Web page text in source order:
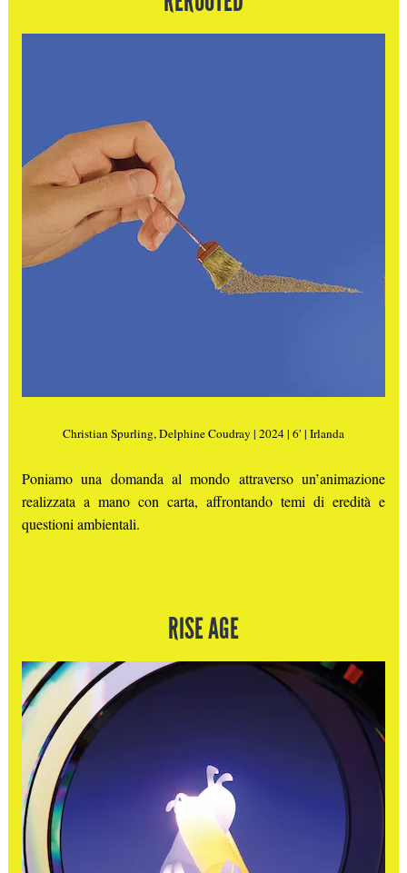
Christian Spurling, Delphine Coudray | 2024 | 6′ | Irlanda
Poniamo una domanda al mondo attraverso un’animazione
realizzata a mano con carta, affrontando temi di eredità e
questioni ambientali.
RISE AGE